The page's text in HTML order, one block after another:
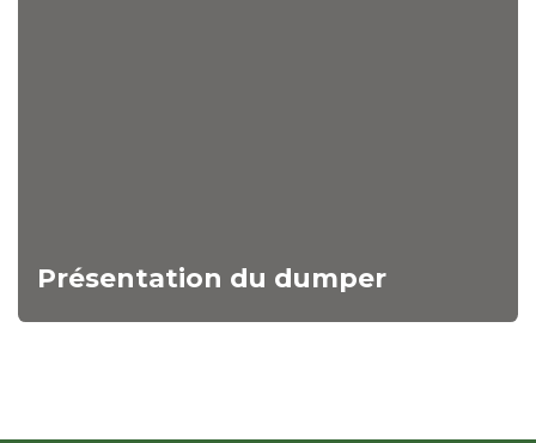
Présentation du dumper